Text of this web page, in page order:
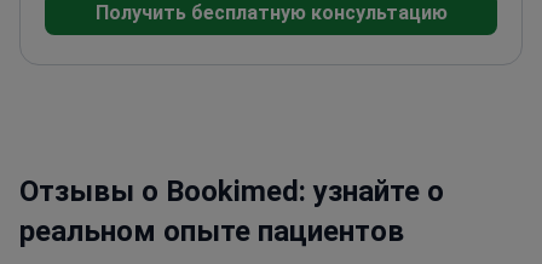
Получить бесплатную консультацию
Отзывы о Bookimed: узнайте о
реальном опыте пациентов